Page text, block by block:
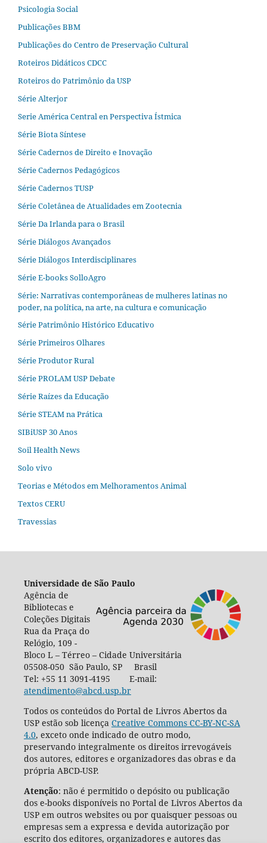
Psicologia Social
Publicações BBM
Publicações do Centro de Preservação Cultural
Roteiros Didáticos CDCC
Roteiros do Patrimônio da USP
Série Alterjor
Serie América Central en Perspectiva Ístmica
Série Biota Síntese
Série Cadernos de Direito e Inovação
Série Cadernos Pedagógicos
Série Cadernos TUSP
Série Coletânea de Atualidades em Zootecnia
Série Da Irlanda para o Brasil
Série Diálogos Avançados
Série Diálogos Interdisciplinares
Série E-books SolloAgro
Série: Narrativas contemporâneas de mulheres latinas no
poder, na política, na arte, na cultura e comunicação
Série Patrimônio Histórico Educativo
Série Primeiros Olhares
Série Produtor Rural
Série PROLAM USP Debate
Série Raízes da Educação
Série STEAM na Prática
SIBiUSP 30 Anos
Soil Health News
Solo vivo
Teorias e Métodos em Melhoramentos Animal
Textos CERU
Travessias
Universidade de São Paulo
Agência de
Bibliotecas e
Coleções Digitais
Rua da Praça do
Relógio, 109 -
Bloco L – Térreo – Cidade Universitária
05508-050 São Paulo, SP Brasil
Tel: +55 11 3091-4195 E-mail:
atendimento@abcd.usp.br
Todos os conteúdos do Portal de Livros Abertos da
USP estão sob licença Creative Commons CC-BY-NC-SA
4.0, exceto onde indicado de outro modo,
preservando integralmente os direitos irrevogáveis
dos autores, editores e organizadores das obras e da
própria ABCD-USP.
Atenção: não é permitido o depósito ou publicação
dos e-books disponíveis no Portal de Livros Abertos da
USP em outros websites ou por quaisquer pessoas ou
empresas sem a expressa e devida autorização por
escrito dos editores, organizadores e autores das